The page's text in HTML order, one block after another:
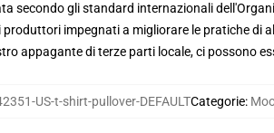
secondo gli standard internazionali
impegnati a migliorare le pratiche di
appagante di terze parti locale, ci possono
US-t-shirt-pullover-DEFAULTCategorie: